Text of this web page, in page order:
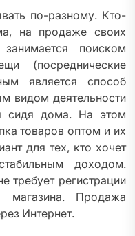
по-разному. Кто-
на продаже своих
поиском
(посреднические
является способ
видом деятельности
сидя дома. На этом
товаров оптом и их
для тех, кто хочет
доходом.
требует регистрации
Продажа
Интернет.